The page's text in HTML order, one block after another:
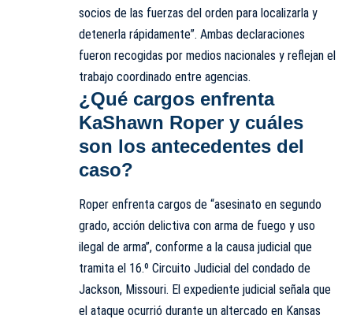
socios de las fuerzas del orden para localizarla y
detenerla rápidamente”. Ambas declaraciones
fueron recogidas por medios nacionales y reflejan el
trabajo coordinado entre agencias.
¿Qué cargos enfrenta
KaShawn Roper y cuáles
son los antecedentes del
caso?
Roper enfrenta cargos de “asesinato en segundo
grado, acción delictiva con arma de fuego y uso
ilegal de arma”, conforme a la causa judicial que
tramita el 16.º Circuito Judicial del condado de
Jackson, Missouri. El expediente judicial señala que
el ataque ocurrió durante un altercado en Kansas